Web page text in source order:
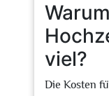
viel?
Die Kosten